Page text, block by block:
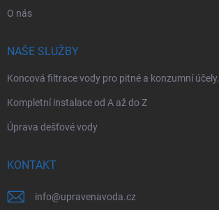
O nás
NAŠE SLUŽBY
Koncová filtrace vody pro pitné a konzumní účely.
Kompletní instalace od A až do Z
Úprava dešťové vody
KONTAKT
info@upravenavoda.cz